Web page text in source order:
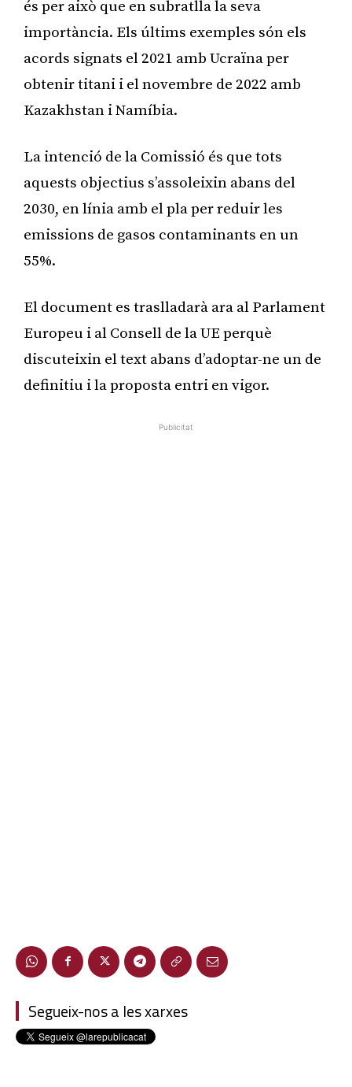
és per això que en subratlla la seva
importància. Els últims exemples són els
acords signats el 2021 amb Ucraïna per
obtenir titani i el novembre de 2022 amb
Kazakhstan i Namíbia.
La intenció de la Comissió és que tots
aquests objectius s’assoleixin abans del
2030, en línia amb el pla per reduir les
emissions de gasos contaminants en un
55%.
El document es traslladarà ara al Parlament
Europeu i al Consell de la UE perquè
discuteixin el text abans d’adoptar-ne un de
definitiu i la proposta entri en vigor.
Publicitat
Segueix-nos a les xarxes